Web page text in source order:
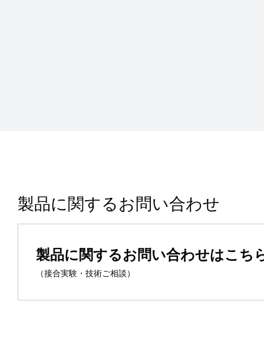
製品に関するお問い合わせ
製品に関するお問い合わせはこち
（接合実験・技術ご相談）